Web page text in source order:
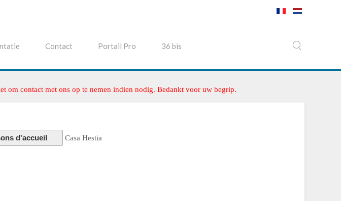
Contact Portail Pro 36 bis
om contact met ons op te nemen indien nodig. Bedankt voor uw begrip.
d'accueil Casa Hestia